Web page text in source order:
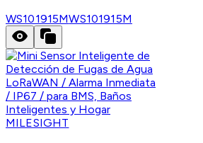
WS101915MWS101915M
MILESIGHT